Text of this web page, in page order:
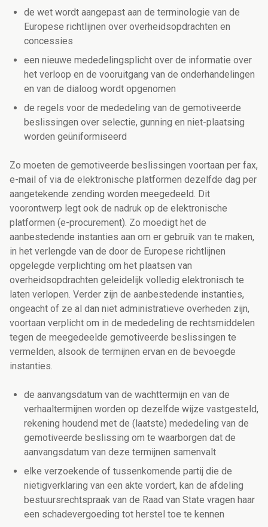
de wet wordt aangepast aan de terminologie van de
Europese richtlijnen over overheidsopdrachten en
concessies
een nieuwe mededelingsplicht over de informatie over
het verloop en de vooruitgang van de onderhandelingen
en van de dialoog wordt opgenomen
de regels voor de mededeling van de gemotiveerde
beslissingen over selectie, gunning en niet-plaatsing
worden geüniformiseerd
Zo moeten de gemotiveerde beslissingen voortaan per fax,
e-mail of via de elektronische platformen dezelfde dag per
aangetekende zending worden meegedeeld. Dit
voorontwerp legt ook de nadruk op de elektronische
platformen (e-procurement). Zo moedigt het de
aanbestedende instanties aan om er gebruik van te maken,
in het verlengde van de door de Europese richtlijnen
opgelegde verplichting om het plaatsen van
overheidsopdrachten geleidelijk volledig elektronisch te
laten verlopen. Verder zijn de aanbestedende instanties,
ongeacht of ze al dan niet administratieve overheden zijn,
voortaan verplicht om in de mededeling de rechtsmiddelen
tegen de meegedeelde gemotiveerde beslissingen te
vermelden, alsook de termijnen ervan en de bevoegde
instanties.
de aanvangsdatum van de wachttermijn en van de
verhaaltermijnen worden op dezelfde wijze vastgesteld,
rekening houdend met de (laatste) mededeling van de
gemotiveerde beslissing om te waarborgen dat de
aanvangsdatum van deze termijnen samenvalt
elke verzoekende of tussenkomende partij die de
nietigverklaring van een akte vordert, kan de afdeling
bestuursrechtspraak van de Raad van State vragen haar
een schadevergoeding tot herstel toe te kennen